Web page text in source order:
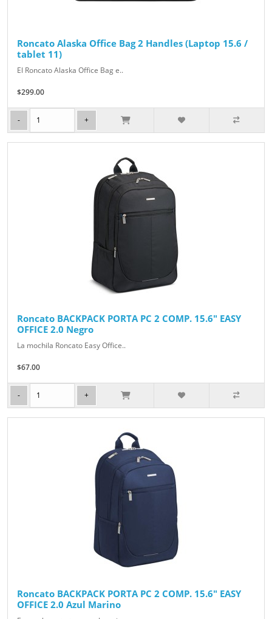
Roncato Alaska Office Bag 2 Handles (Laptop 15.6 /
tablet 11)
El Roncato Alaska Office Bag e..
$299.00
Roncato BACKPACK PORTA PC 2 COMP. 15.6" EASY
OFFICE 2.0 Negro
La mochila Roncato Easy Office..
$67.00
Roncato BACKPACK PORTA PC 2 COMP. 15.6" EASY
OFFICE 2.0 Azul Marino